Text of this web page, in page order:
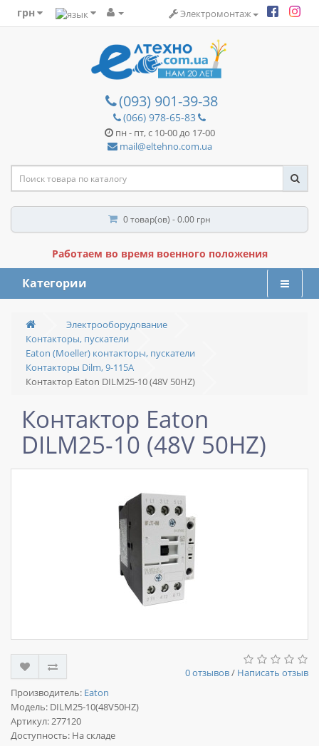
грн Электромонтаж
(093) 901-39-38
(066) 978-65-83
пн - пт, с 10-00 до 17-00
mail@eltehno.com.ua
0 товар(ов) - 0.00 грн
Работаем во время военного положения
Категории
Электрооборудование
Контакторы, пускатели
Eaton (Moeller) контакторы, пускатели
Контакторы Dilm, 9-115A
Контактор Eaton DILM25-10 (48V 50HZ)
Контактор Eaton
DILM25-10 (48V 50HZ)
0 отзывов/ Написать отзыв
Производитель: Eaton
Модель: DILM25-10(48V50HZ)
Артикул: 277120
Доступность: На складе